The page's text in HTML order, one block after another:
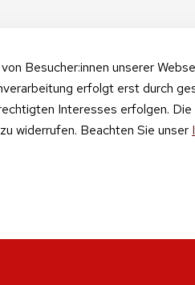
Besucher:innen unserer
erfolgt erst durch
Interesses erfolgen.
widerrufen. Beachten Sie unser